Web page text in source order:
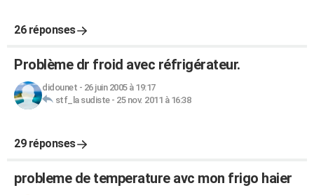
26 réponses
Problème dr froid avec réfrigérateur.
didounet - 26 juin 2005 à 19:17
stf_la sudiste- 25 nov. 2011 à 16:38
29 réponses
probleme de temperature avc mon frigo haier